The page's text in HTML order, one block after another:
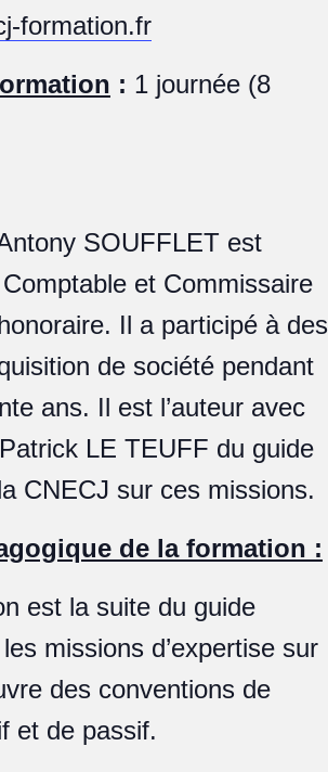
formation.fr
: 1 journée (8
SOUFFLET est
et Commissaire
Il a participé à des
de société pendant
ans. Il est l’auteur avec
LE TEUFF du guide
CNECJ sur ces missions.
de la formation :
est la suite du guide
missions d’expertise sur
des conventions de
et de passif.